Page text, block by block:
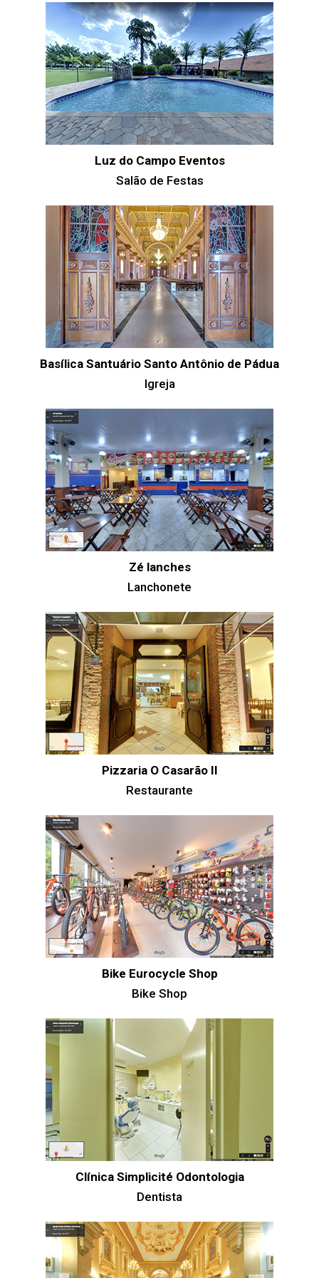
Luz do Campo Eventos
Salão de Festas
Basílica Santuário Santo Antônio de Pádua
Igreja
Zé lanches
Lanchonete
Pizzaria O Casarão II
Restaurante
Bike Eurocycle Shop
Bike Shop
Clínica Simplicité Odontologia
Dentista